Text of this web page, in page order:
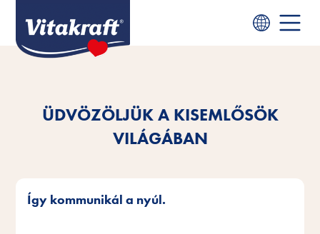
ÜDVÖZÖLJÜK A KISEMLŐSÖK
VILÁGÁBAN
Így kommunikál a nyúl.